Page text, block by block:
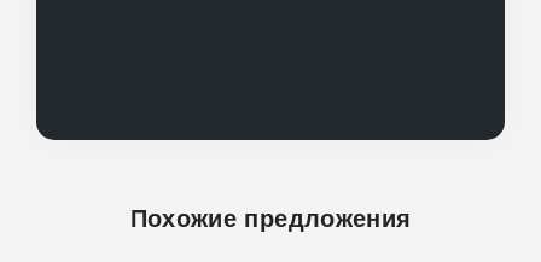
Похожие предложения